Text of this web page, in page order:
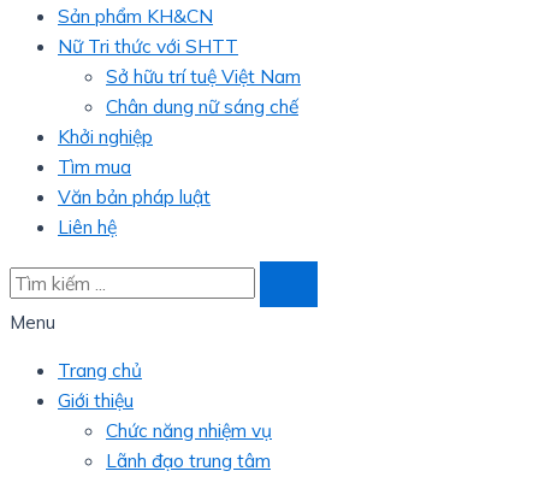
Sản phẩm KH&CN
Nữ Tri thức với SHTT
Sở hữu trí tuệ Việt Nam
Chân dung nữ sáng chế
Khởi nghiệp
Tìm mua
Văn bản pháp luật
Liên hệ
Menu
Trang chủ
Giới thiệu
Chức năng nhiệm vụ
Lãnh đạo trung tâm